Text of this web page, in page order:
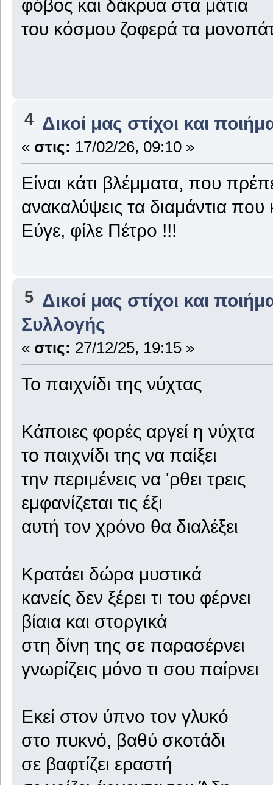
φόβος και δάκρυα στα μάτια
του κόσμου ζοφερά τα
4 Δικοί μας στίχοι και
« στις: 17/02/26, 09:10 »
Είναι κάτι βλέμματα, που
ανακαλύψεις τα διαμάντια
Εύγε, φίλε Πέτρο !!!
5 Δικοί μας στίχοι και
Συλλογής
« στις: 27/12/25, 19:15 »
Το παιχνίδι της νύχτας
Κάποιες φορές αργεί η νύχτα
το παιχνίδι της να παίξει
την περιμένεις να 'ρθει τρεις
εμφανίζεται τις έξι
αυτή τον χρόνο θα διαλέξει
Κρατάει δώρα μυστικά
κανείς δεν ξέρει τι του φέρνει
βίαια και στοργικά
στη δίνη της σε παρασέρνει
γνωρίζεις μόνο τι σου παίρνει
Εκεί στον ύπνο τον γλυκό
στο πυκνό, βαθύ σκοτάδι
σε βαφτίζει εραστή